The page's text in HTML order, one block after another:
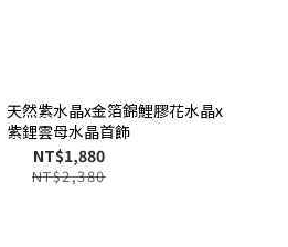
天然紫水晶x金箔錦鯉膠花水晶x
紫鋰雲母水晶首飾
NT$1,880
NT$2,380